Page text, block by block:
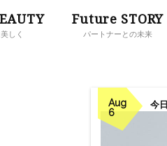
しく
Future STORY
パートナーとの未来
Aug
6
今